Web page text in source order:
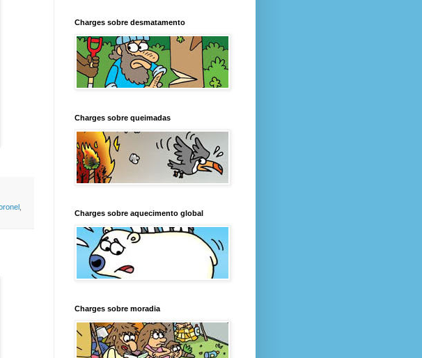
,
Charges sobre desmatamento
Charges sobre queimadas
Charges sobre aquecimento global
Charges sobre moradia